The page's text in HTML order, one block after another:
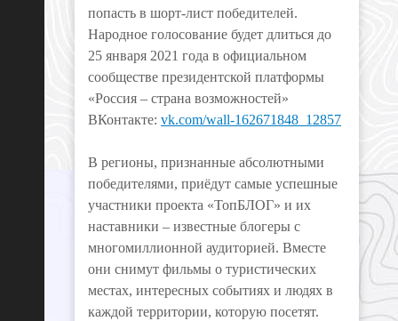
попасть в шорт-лист победителей.
Народное голосование будет длиться до
25 января 2021 года в официальном
сообществе президентской платформы
«Россия – страна возможностей»
ВКонтакте: vk.com/wall-162671848_12857
В регионы, признанные абсолютными
победителями, приёдут самые успешные
участники проекта «ТопБЛОГ» и их
наставники – известные блогеры с
многомиллионной аудиторией. Вместе
они снимут фильмы о туристических
местах, интересных событиях и людях в
каждой территории, которую посетят.